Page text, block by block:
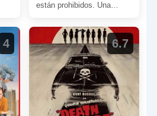
están prohibidos. Una
hacerse con una […]
4 6.7